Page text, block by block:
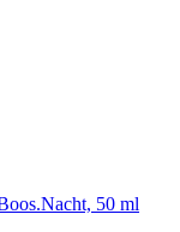
50 ml